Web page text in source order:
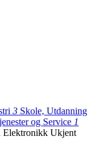
3 Skole, Utdanning
og Service 1
Elektronikk Ukjent